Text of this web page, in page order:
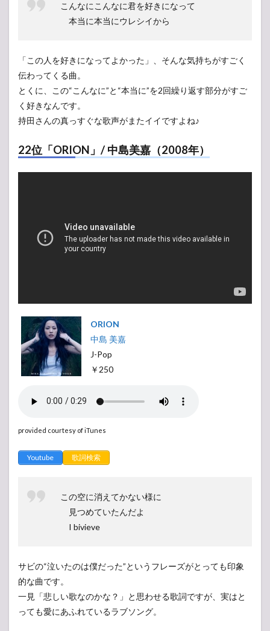
こんなにこんなに君を好きになって
本当に本当にウレシイから
「この人を好きになってよかった」、そんな気持ちがすごく
伝わってくる曲。
とくに、この“こんなに”と“本当に”を2回繰り返す部分がすご
く好きなんです。
持田さんの真っすぐな歌声がまたイイですよね♪
22位「ORION」/ 中島美嘉（2008年）
ORION
中島 美嘉
J-Pop
￥250
provided courtesy of iTunes
Youtube 歌詞検索
この空に消えてかない様に
見つめていたんだよ
I bivieve
サビの“泣いたのは僕だった”というフレーズがとっても印象
的な曲です。
一見「悲しい歌なのかな？」と思わせる歌詞ですが、実はと
っても愛にあふれているラブソング。